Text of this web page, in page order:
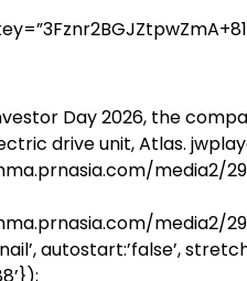
Day 2026, the
drive unit, Atlas.
media2/
media2/
autostart:’false’,